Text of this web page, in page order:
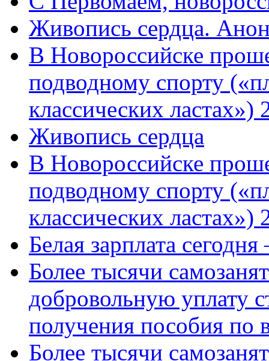
Живопись сердца.
В Новороссийске
подводному спорту
классических
Живопись сердца
В Новороссийске
подводному спорту
классических ластах»)
Белая зарплата
Более тысячи
добровольную уплату
получения пособия по
Более тысячи